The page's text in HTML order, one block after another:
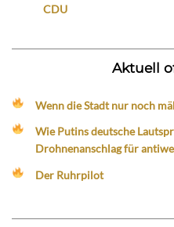
CDU
Aktuell
Wenn die Stadt nur noch
Wie Putins deutsche
Drohnenanschlag für
Der Ruhrpilot